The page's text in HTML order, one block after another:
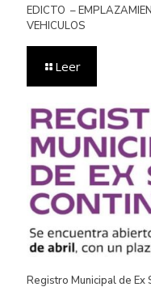
EDICTO –
VEHICULOS
Leer
Registro Municipal de